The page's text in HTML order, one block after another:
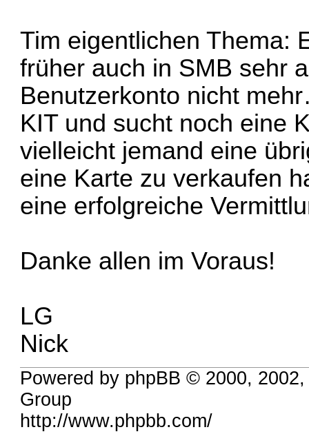
Tim eigentlichen Thema:
früher auch in SMB sehr
Benutzerkonto nicht
KIT und sucht noch eine
vielleicht jemand eine
eine Karte zu verkaufen
eine erfolgreiche
Danke allen im Voraus!
LG
Nick
Powered by phpBB © 2000,
Group
http://www.phpbb.com/